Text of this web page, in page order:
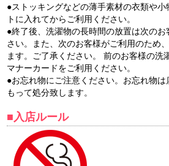
●ストッキングなどの薄手素材の衣類や
トに入れてからご利用ください。
●終了後、洗濯物の長時間の放置は次の
さい。また、次のお客様がご利用のため
ます。ご了承ください。 前のお客様の洗
マナーカードをご利用ください。
●お忘れ物にご注意ください。お忘れ物
もって処分致します。
■入店ルール